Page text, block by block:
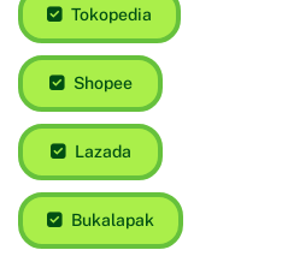
Tokopedia
Shopee
Lazada
Bukalapak